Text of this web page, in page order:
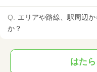
エリアや路線、駅周辺
か？
はた